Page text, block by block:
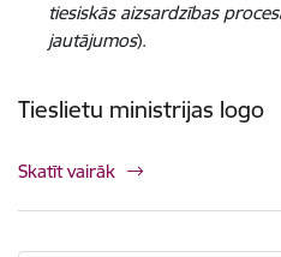
tiesiskās aizsardzības
jautājumos).
Tieslietu ministrijas logo
Skatīt vairāk